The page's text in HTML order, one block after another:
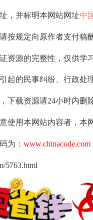
，并标明本网站网址中
按规定向原作者支付稿
资源的完整性，仅供学
起的民事纠纷、行政处
下载资源请24小时内
使用本网站内容者，本
为： www.chinacode.com
5763.html